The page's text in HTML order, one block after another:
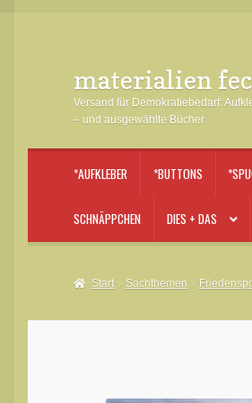
Navigation
springen
Inhalt
springen
materialien
Versand für Demokratiebedarf:
– und ausgewählte Bücher
*AUFKLEBER *BUTTONS
SCHNÄPPCHEN DIES + DAS
Start Sachthemen